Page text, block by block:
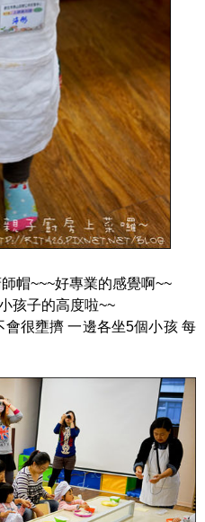
帽~~~好專業的感覺啊~~
孩子的高度啦~~
很壅擠 一邊各坐5個小孩 每